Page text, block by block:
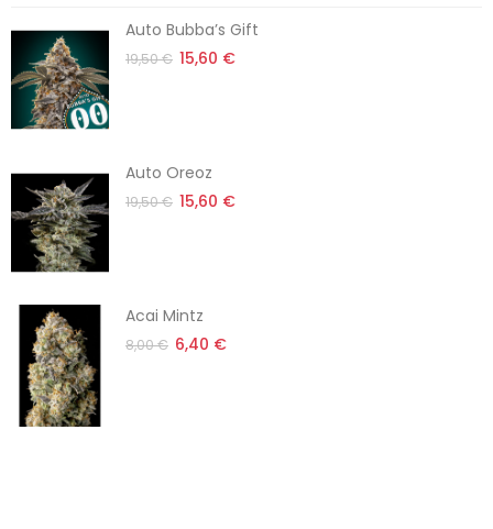
Auto Bubba’s Gift
19,50 € 15,60 €
Auto Oreoz
19,50 € 15,60 €
Acai Mintz
8,00 € 6,40 €